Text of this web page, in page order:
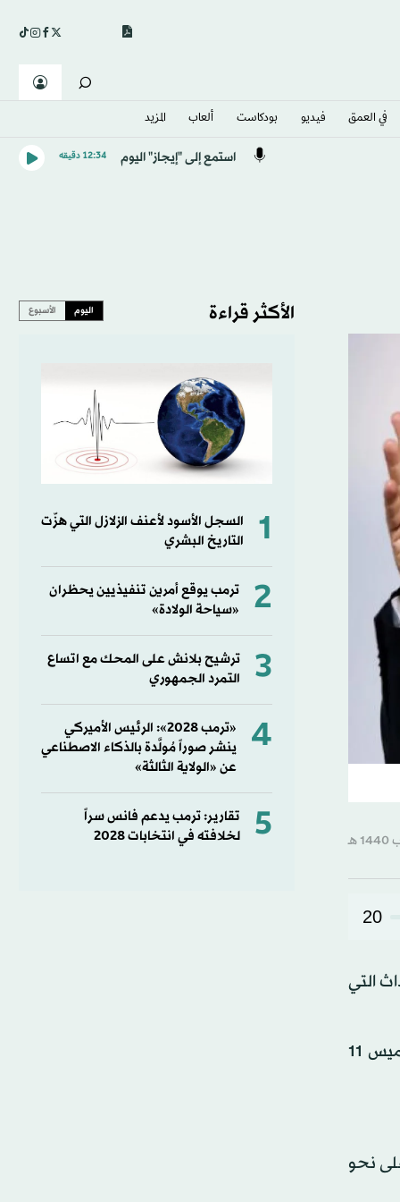
في العمق فيديو بودكاست ألعاب المزيد
استمع إلى "إيجاز" اليوم 12:34 دقيقه
20
التي
وقال غصن في حسابه على «تويتر»: «أنا مستعد لقول الحقيقة بشأن ما حدث، وذلك خلال مؤتمر صحافي يوم الخميس 11
نحو
الأكثر قراءة اليوم الأسبوع
1
السجل الأسود لأعنف الزلازل التي هزّت
التاريخ البشري
2
ترمب يوقع أمرين تنفيذيين يحظران
«سياحة الولادة»
3
ترشيح بلانش على المحك مع اتساع
التمرد الجمهوري
4
«ترمب 2028»: الرئيس الأميركي
ينشر صوراً مُولَّدة بالذكاء الاصطناعي
عن «الولاية الثالثة»
5
تقارير: ترمب يدعم فانس سراً
لخلافته في انتخابات 2028